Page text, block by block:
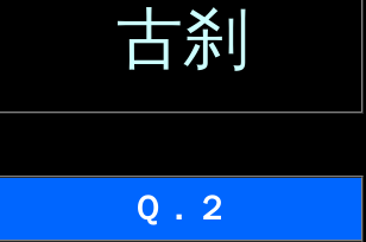
古刹
Ｑ．２